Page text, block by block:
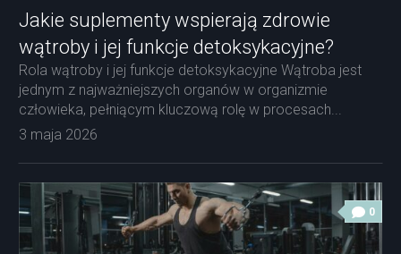
Jakie suplementy wspierają zdrowie
wątroby i jej funkcje detoksykacyjne?
Rola wątroby i jej funkcje detoksykacyjne Wątroba jest
jednym z najważniejszych organów w organizmie
człowieka, pełniącym kluczową rolę w procesach...
3 maja 2026
0